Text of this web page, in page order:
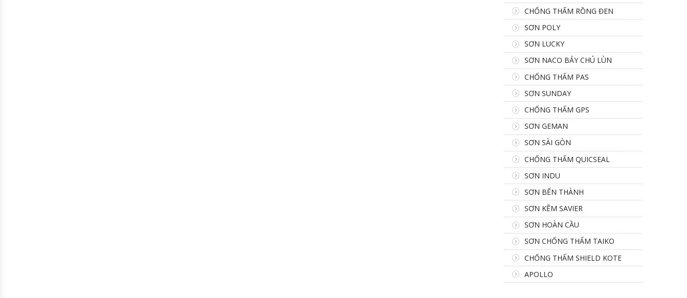
CHỐNG THẤM RỒNG ĐEN
SƠN POLY
SƠN LUCKY
SƠN NACO BẢY CHÚ LÙN
CHỐNG THẤM PAS
SƠN SUNDAY
CHỐNG THẤM GPS
SƠN GEMAN
SƠN SÀI GÒN
CHỐNG THẤM QUICSEAL
SƠN INDU
SƠN BẾN THÀNH
SƠN KẼM SAVIER
SƠN HOÀN CẦU
SƠN CHỐNG THẤM TAIKO
CHỐNG THẤM SHIELD KOTE
APOLLO